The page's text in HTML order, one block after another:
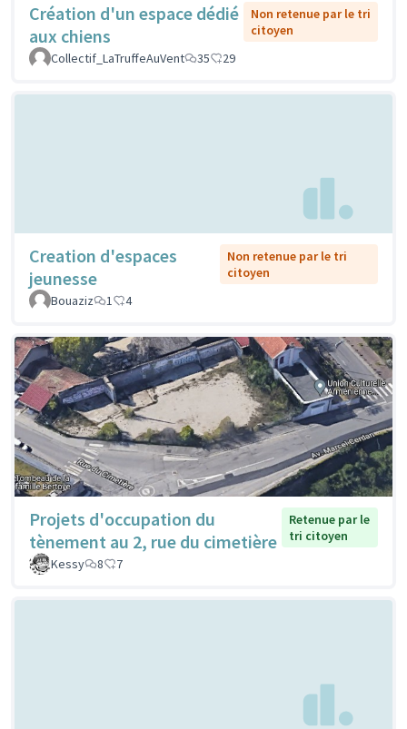
Création d'un espace dédié
aux chiens
Non retenue par le tri
citoyen
Collectif_LaTruffeAuVent
35 29
Creation d'espaces
jeunesse
Non retenue par le tri
citoyen
Bouaziz
1 4
Projets d'occupation du
tènement au 2, rue du cimetière
Retenue par le
tri citoyen
Kessy
8 7